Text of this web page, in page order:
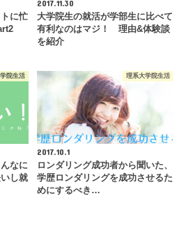
に忙
2017.11.30
大学院生の就活が学部生に比べて
有利なのはマジ！ 理由&体験談
を紹介
院生活
なに
し就
理系大学院生活
2017.10.1
ロンダリング成功者から聞いた、
学歴ロンダリングを成功させるた
めにするべき…